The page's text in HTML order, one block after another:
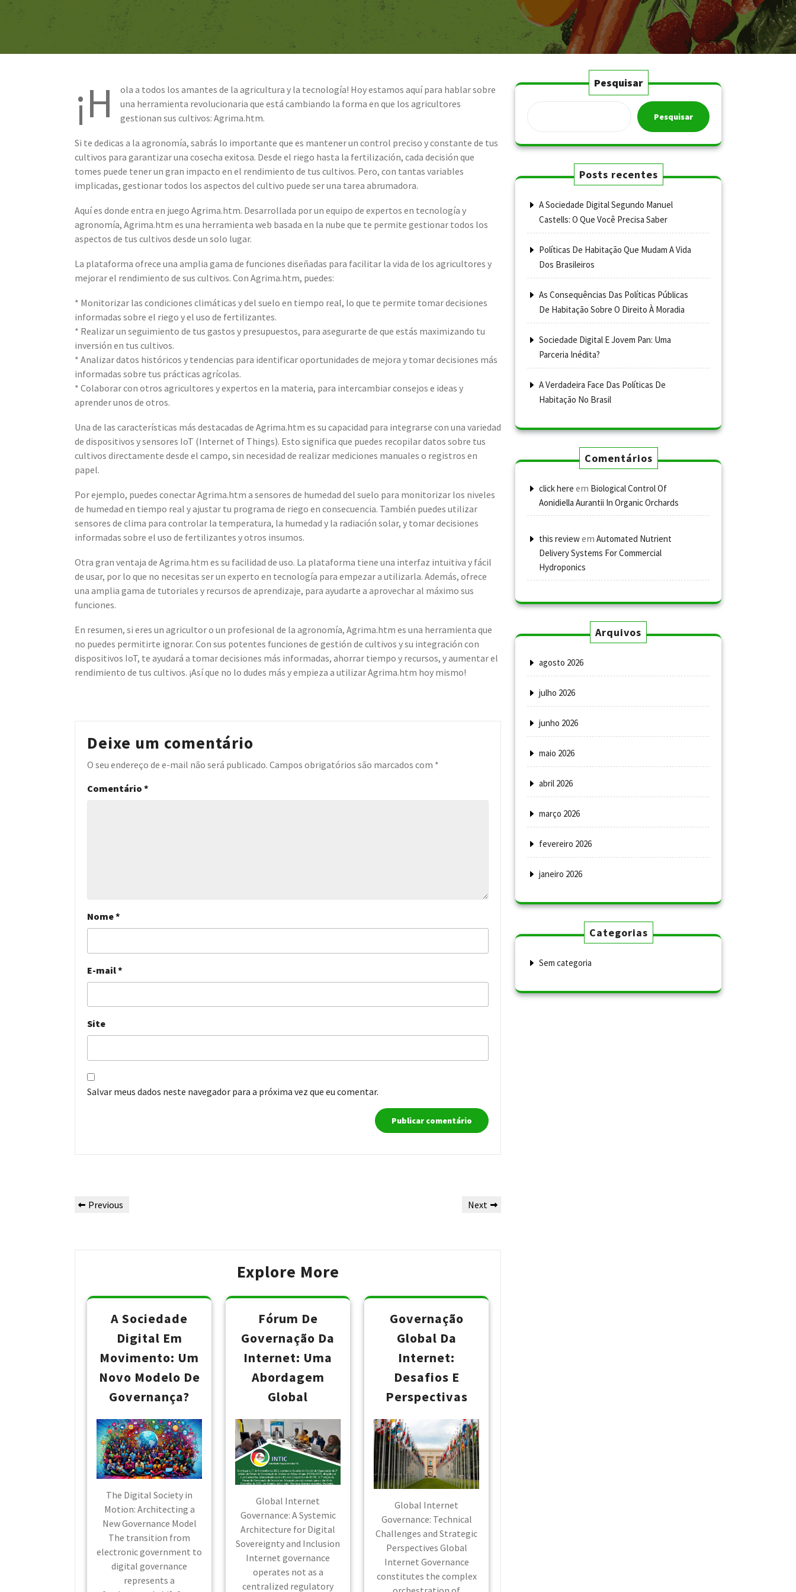
¡H
ola a todos los amantes de la agricultura y la tecnología! Hoy estamos aquí para hablar sobre
una herramienta revolucionaria que está cambiando la forma en que los agricultores
gestionan sus cultivos: Agrima.htm.
Si te dedicas a la agronomía, sabrás lo importante que es mantener un control preciso y constante de tus
cultivos para garantizar una cosecha exitosa. Desde el riego hasta la fertilización, cada decisión que
tomes puede tener un gran impacto en el rendimiento de tus cultivos. Pero, con tantas variables
implicadas, gestionar todos los aspectos del cultivo puede ser una tarea abrumadora.
Aquí es donde entra en juego Agrima.htm. Desarrollada por un equipo de expertos en tecnología y
agronomía, Agrima.htm es una herramienta web basada en la nube que te permite gestionar todos los
aspectos de tus cultivos desde un solo lugar.
La plataforma ofrece una amplia gama de funciones diseñadas para facilitar la vida de los agricultores y
mejorar el rendimiento de sus cultivos. Con Agrima.htm, puedes:
* Monitorizar las condiciones climáticas y del suelo en tiempo real, lo que te permite tomar decisiones
informadas sobre el riego y el uso de fertilizantes.
* Realizar un seguimiento de tus gastos y presupuestos, para asegurarte de que estás maximizando tu
inversión en tus cultivos.
* Analizar datos históricos y tendencias para identificar oportunidades de mejora y tomar decisiones más
informadas sobre tus prácticas agrícolas.
* Colaborar con otros agricultores y expertos en la materia, para intercambiar consejos e ideas y
aprender unos de otros.
Una de las características más destacadas de Agrima.htm es su capacidad para integrarse con una variedad
de dispositivos y sensores IoT (Internet of Things). Esto significa que puedes recopilar datos sobre tus
cultivos directamente desde el campo, sin necesidad de realizar mediciones manuales o registros en
papel.
Por ejemplo, puedes conectar Agrima.htm a sensores de humedad del suelo para monitorizar los niveles
de humedad en tiempo real y ajustar tu programa de riego en consecuencia. También puedes utilizar
sensores de clima para controlar la temperatura, la humedad y la radiación solar, y tomar decisiones
informadas sobre el uso de fertilizantes y otros insumos.
Otra gran ventaja de Agrima.htm es su facilidad de uso. La plataforma tiene una interfaz intuitiva y fácil
de usar, por lo que no necesitas ser un experto en tecnología para empezar a utilizarla. Además, ofrece
una amplia gama de tutoriales y recursos de aprendizaje, para ayudarte a aprovechar al máximo sus
funciones.
En resumen, si eres un agricultor o un profesional de la agronomía, Agrima.htm es una herramienta que
no puedes permitirte ignorar. Con sus potentes funciones de gestión de cultivos y su integración con
dispositivos IoT, te ayudará a tomar decisiones más informadas, ahorrar tiempo y recursos, y aumentar el
rendimiento de tus cultivos. ¡Así que no lo dudes más y empieza a utilizar Agrima.htm hoy mismo!
Deixe um comentário
O seu endereço de e-mail não será publicado. Campos obrigatórios são marcados com *
Comentário *
Nome*
E-mail*
Site
Salvar meus dados neste navegador para a próxima vez que eu comentar.
Navegação
Post
Previous
Previous
Next
Next
Explore More
A Sociedade
Digital Em
Movimento: Um
Novo Modelo De
Governança?
The Digital Society in
Motion: Architecting a
New Governance Model
The transition from
electronic government to
digital governance
represents a
Fórum De
Governação Da
Internet: Uma
Abordagem
Global
Global Internet
Governance: A Systemic
Architecture for Digital
Sovereignty and Inclusion
Internet governance
operates not as a
centralized regulatory
Governação
Global Da
Internet:
Desafios E
Perspectivas
Global Internet
Governance: Technical
Challenges and Strategic
Perspectives Global
Internet Governance
constitutes the complex
Pesquisar
Pesquisar
Posts recentes
A Sociedade Digital Segundo Manuel
Castells: O Que Você Precisa Saber
Políticas De Habitação Que Mudam A Vida
Dos Brasileiros
As Consequências Das Políticas Públicas
De Habitação Sobre O Direito À Moradia
Sociedade Digital E Jovem Pan: Uma
Parceria Inédita?
A Verdadeira Face Das Políticas De
Habitação No Brasil
Comentários
click here em Biological Control Of
Aonidiella Aurantii In Organic Orchards
this reviewem Automated Nutrient
Delivery Systems For Commercial
Hydroponics
Arquivos
agosto 2026
julho 2026
junho 2026
maio 2026
abril 2026
março 2026
fevereiro 2026
janeiro 2026
Categorias
Sem categoria